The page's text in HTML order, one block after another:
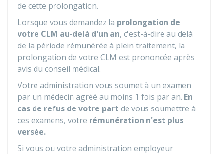
de cette prolongation.
Lorsque vous demandez la prolongation de
votre CLM au-delà d'un an, c'est-à-dire au delà
de la période rémunérée à plein traitement, la
prolongation de votre CLM est prononcée après
avis du conseil médical.
Votre administration vous soumet à un examen
par un médecin agréé au moins 1 fois par an. En
cas de refus de votre part de vous soumettre à
ces examens, votre rémunération n'est plus
versée.
Si vous ou votre administration employeur